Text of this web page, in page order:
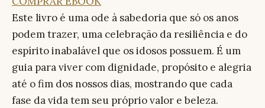
Este livro é uma ode à sabedoria que só os anos
podem trazer, uma celebração da resiliência e do
espírito inabalável que os idosos possuem. É um
guia para viver com dignidade, propósito e alegria
até o fim dos nossos dias, mostrando que cada
fase da vida tem seu próprio valor e beleza.